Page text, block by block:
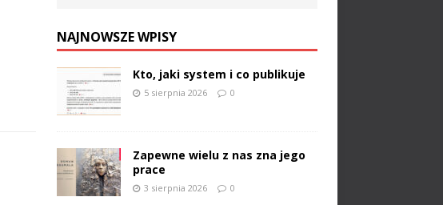
NAJNOWSZE WPISY
Kto, jaki system i co publikuje
5 sierpnia 2026 0
Zapewne wielu z nas zna jego
prace
3 sierpnia 2026 0